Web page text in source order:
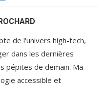
de l'univers high-tech,
dans les dernières
pépites de demain. Ma
accessible et